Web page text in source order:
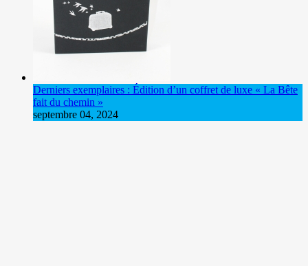
Derniers exemplaires : Édition d’un coffret de luxe « La Bête
fait du chemin »
septembre 04, 2024